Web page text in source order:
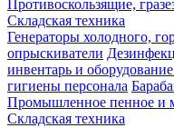
Противоскользящие,
Складская техника
Генераторы холодного,
опрыскиватели
инвентарь и
гигиены персонала
Промышленное пенное и
Складская техника